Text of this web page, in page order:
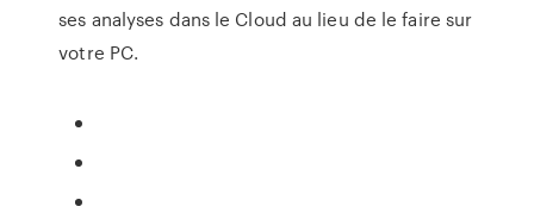
ses analyses dans le Cloud au lieu de le faire sur
votre PC.